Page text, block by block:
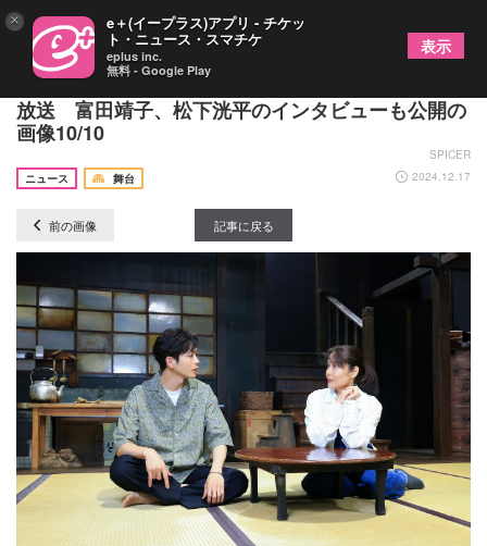
こまつ座『母と暮せば』24年版含む3公演分が一挙
放送 富田靖子、松下洸平のインタビューも公開の
画像10/10
SPICER
ニュース
舞台 2024.12.17
前の画像 記事に戻る
× e＋(イープラス)アプリ - チケッ
ト・ニュース・スマチケ
eplus inc.
無料 - Google Play
表示